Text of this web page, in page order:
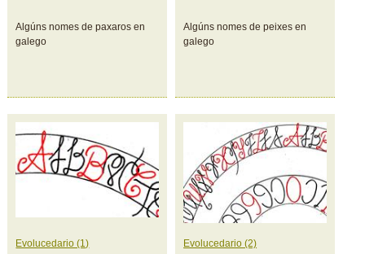
Algúns nomes de paxaros en
galego
Algúns nomes de peixes en
galego
Evolucedario (1) Evolucedario (2)